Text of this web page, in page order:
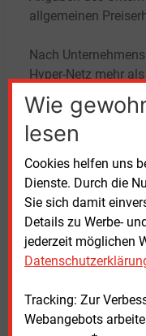
Wie
lesen
Cookies helfen uns
Dienste. Durch die
Sie sich damit
Details zu Werbe-
jederzeit möglichen
Tracking: Zur
Webangebots
allgemeinen
Nach
Hyper-Netz mehr
In Deutschland
dem nach eigenen
alle 50 Kilometer
September. Danach
Ladepunkten
Im Juni hatte EnBW
Treueprogramm
„EnBW mobility+“,
von zwei Cent je
als fünf Euro